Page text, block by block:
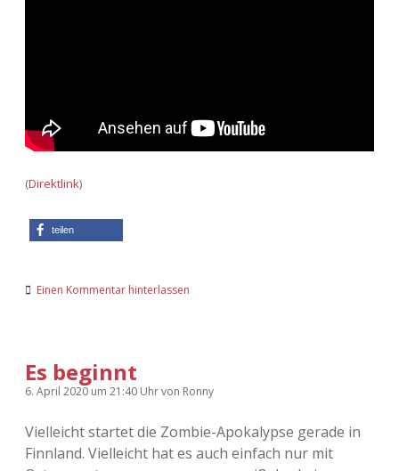
(Direktlink)
teilen
Einen Kommentar hinterlassen
Es beginnt
6. April 2020 um 21:40 Uhrvon Ronny
Vielleicht startet die Zombie-Apokalypse gerade in
Finnland. Vielleicht hat es auch einfach nur mit